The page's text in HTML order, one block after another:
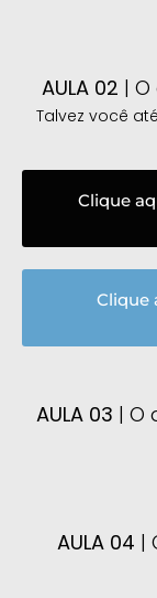
AULA 02 |
Talvez você
Clique
Clique
AULA 03 | O
AULA 04 |